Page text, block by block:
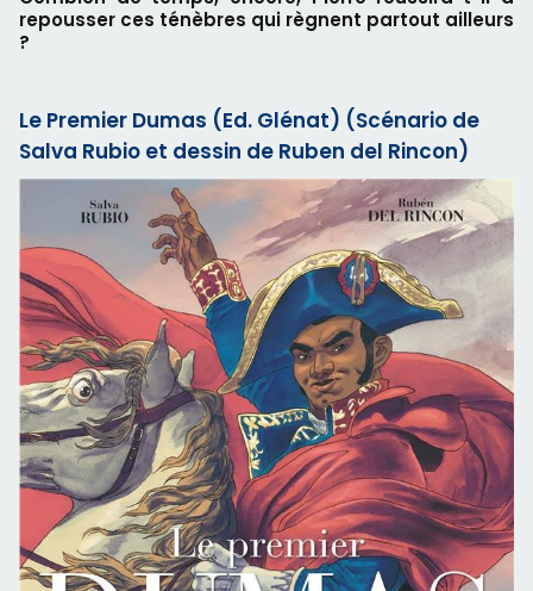
repousser ces ténèbres qui règnent partout ailleurs
?
Le Premier Dumas (Ed. Glénat) (Scénario de
Salva Rubio et dessin de Ruben del Rincon)